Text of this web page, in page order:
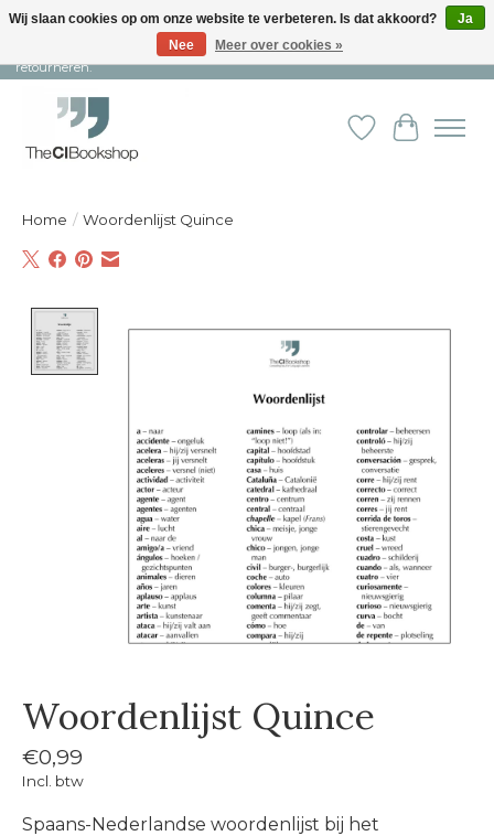
Snelle levering en persoonlijke service ︱ Niet goed? Geld terug! ︱ Gratis
retourneren.
Verlanglijst
Home / Woordenlijst Quince
Woordenlijst Quince
€0,99
Incl. btw
Spaans-Nederlandse woordenlijst bij het
Wij slaan cookies op om onze website te verbeteren. Is dat akkoord?
Ja
Nee
Meer over cookies »